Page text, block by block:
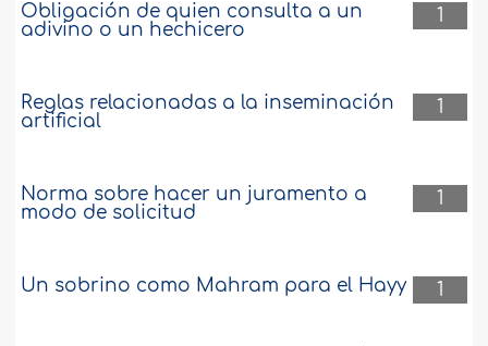
1
Obligación de quien consulta a un
adivino o un hechicero
1
Reglas relacionadas a la inseminación
artificial
1
Norma sobre hacer un juramento a
modo de solicitud
1
Un sobrino como Mahram para el Hayy